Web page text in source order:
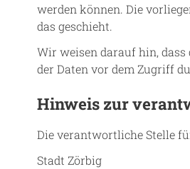
werden können. Die
das geschieht.
Wir weisen darauf hin,
der Daten vor dem Zugriff
Hinweis zur
Die verantwortliche Stelle
Stadt Zörbig